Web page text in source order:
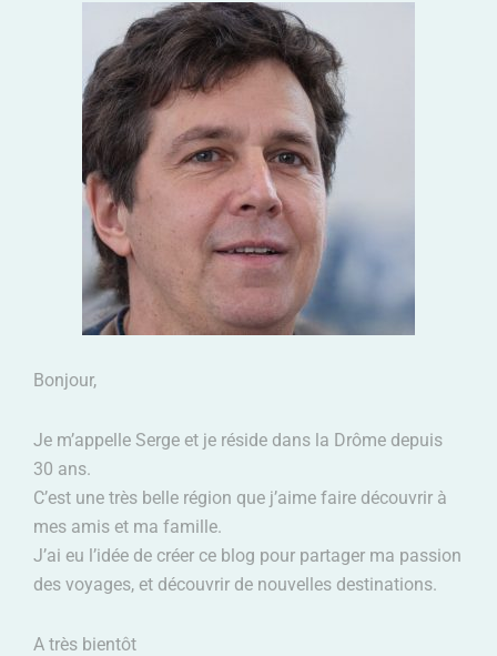
Bonjour,
Je m’appelle Serge et je réside dans la Drôme depuis
30 ans.
C’est une très belle région que j’aime faire découvrir à
mes amis et ma famille.
J’ai eu l’idée de créer ce blog pour partager ma passion
des voyages, et découvrir de nouvelles destinations.
A très bientôt